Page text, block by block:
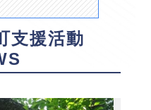
支援活動